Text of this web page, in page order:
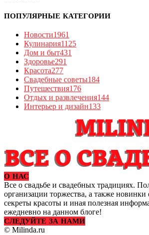
ПОПУЛЯРНЫЕ КАТЕГОРИИ
Новости1961
Кулинария1125
Дом и быт431
Здоровье291
Красота277
Свадебные советы184
Путешествия176
Отдых и развлечения144
Интерьер и дизайн133
О НАС
Все о свадьбе и свадебных традициях.
организации торжества, а также
секреты красоты и иная полезная
ежедневно на данном блоге!
СЛЕДУЙТЕ ЗА НАМИ
© Milinda.ru